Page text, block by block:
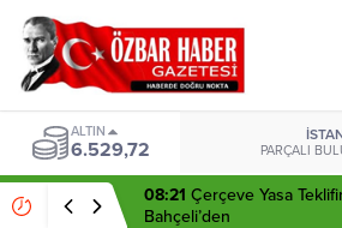
islami
chat
omegla
türk
sohbet
cinsel
sohbet
dini
chat
ALTIN
6.529,72 PARÇALI
08:21 Çerçeve Yasa
Bahçeli’den